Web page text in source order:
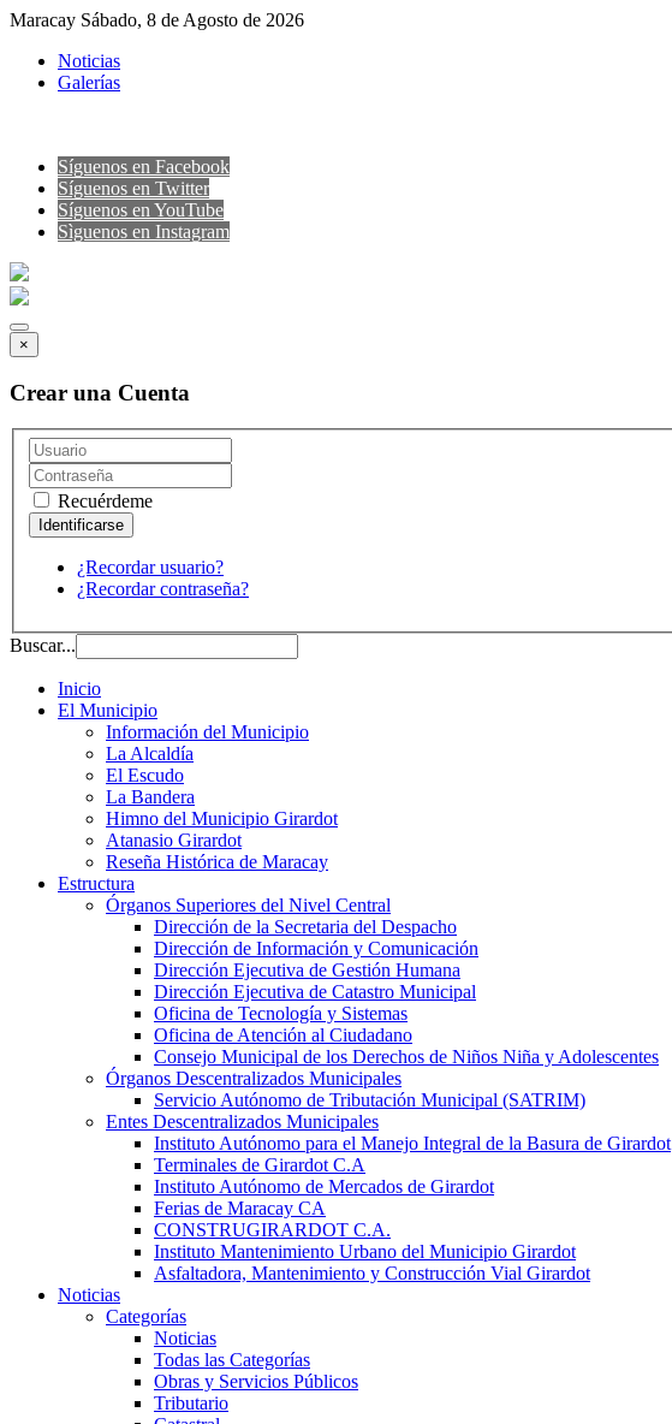
Maracay Sábado, 8 de Agosto de 2026
Noticias
Galerías
Síguenos en Facebook
Síguenos en Twitter
Síguenos en YouTube
Sìguenos en Instagram
×
Crear una Cuenta
Recuérdeme
¿Recordar usuario?
¿Recordar contraseña?
Buscar...
Inicio
El Municipio
Información del Municipio
La Alcaldía
El Escudo
La Bandera
Himno del Municipio Girardot
Atanasio Girardot
Reseña Histórica de Maracay
Estructura
Órganos Superiores del Nivel Central
Dirección de la Secretaria del Despacho
Dirección de Información y Comunicación
Dirección Ejecutiva de Gestión Humana
Dirección Ejecutiva de Catastro Municipal
Oficina de Tecnología y Sistemas
Oficina de Atención al Ciudadano
Consejo Municipal de los Derechos de Niños Niña y Adolescentes
Órganos Descentralizados Municipales
Servicio Autónomo de Tributación Municipal (SATRIM)
Entes Descentralizados Municipales
Instituto Autónomo para el Manejo Integral de la Basura de Girardot
Terminales de Girardot C.A
Instituto Autónomo de Mercados de Girardot
Ferias de Maracay CA
CONSTRUGIRARDOT C.A.
Instituto Mantenimiento Urbano del Municipio Girardot
Asfaltadora, Mantenimiento y Construcción Vial Girardot
Noticias
Categorías
Noticias
Todas las Categorías
Obras y Servicios Públicos
Tributario